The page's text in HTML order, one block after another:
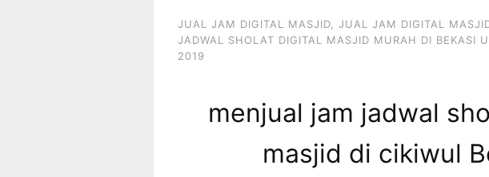
JUAL JAM DIGITAL MASJID JUAL JAM DIGITAL
JADWAL SHOLAT DIGITAL MASJID MURAH DI BEKASI
2019
menjual jam jadwal
masjid di cikiwul